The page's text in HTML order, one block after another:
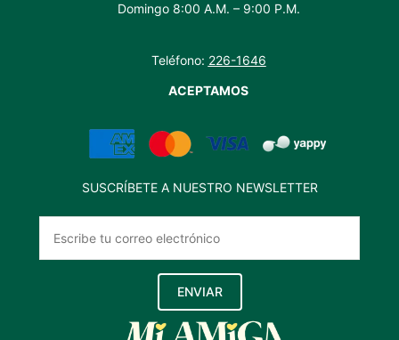
Domingo 8:00 A.M. – 9:00 P.M.
Teléfono: 226-1646
ACEPTAMOS
SUSCRÍBETE A NUESTRO NEWSLETTER
ENVIAR